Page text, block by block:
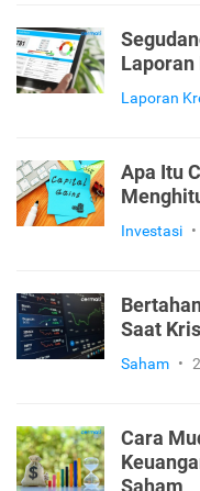
Laporan
Apa Itu
Investasi •
Saat
Saham •
Cara